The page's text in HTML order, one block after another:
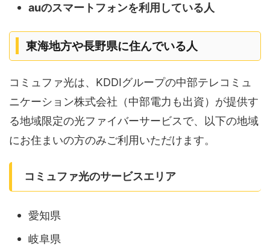
auのスマートフォンを利用している人
東海地方や長野県に住んでいる人
コミュファ光は、KDDIグループの中部テレコミュ
ニケーション株式会社（中部電力も出資）が提供す
る地域限定の光ファイバーサービスで、以下の地域
にお住まいの方のみご利用いただけます。
コミュファ光のサービスエリア
愛知県
岐阜県